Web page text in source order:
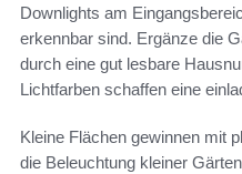
Downlights am
erkennbar sind. Ergänze die
durch eine gut lesbare
Lichtfarben schaffen eine
Kleine Flächen gewinnen mit
die Beleuchtung kleiner